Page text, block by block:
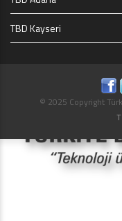
TBD Kayseri
© 2025 Copyright